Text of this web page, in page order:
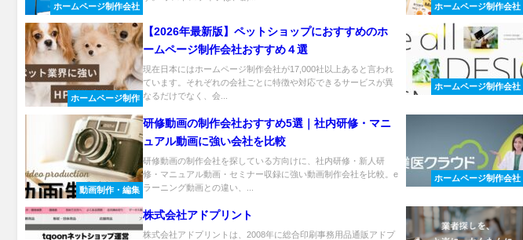
ホームページ制作会社 ホームページ制作会社
ホームページ制作
【2026年最新版】ペットショップにおすすめのホ
ームページ制作会社おすすめ４選
現在日本にはホームページ制作会社が17,000社以上あると言われ
ています。それぞれの会社ごとに特徴や対応できるサービスが異
なるだけでなく、会...
ホームページ制作会社
動画制作・編集
研修動画の制作会社おすすめ5選｜社内研修・マニ
ュアル動画に強い会社を比較
研修動画の制作会社を探している方向けに、社内研修・新人研
修・マニュアル動画・セミナー収録に強い動画制作会社を比較。e
ラーニング動画との違い、...
ホームページ制作会社
株式会社アドプリント
株式会社アドプリントは、2008年に総合印刷事務用品通販アドプ